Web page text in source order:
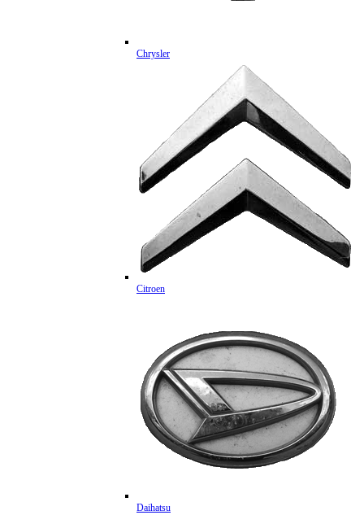
Chrysler
Citroen
Daihatsu